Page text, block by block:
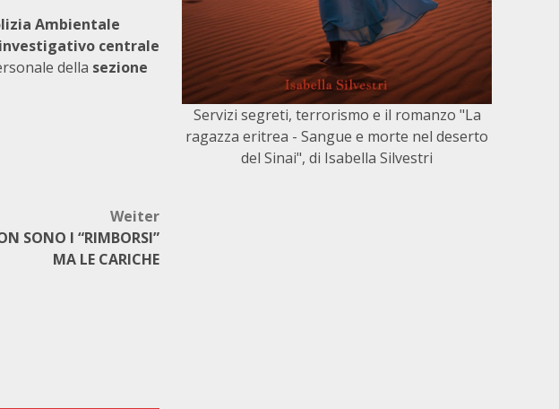
Ambientale
centrale
della sezione
Weiter
SONO I “RIMBORSI”
MA LE CARICHE
Servizi segreti, terrorismo e il romanzo "La
ragazza eritrea - Sangue e morte nel deserto
del Sinai", di Isabella Silvestri